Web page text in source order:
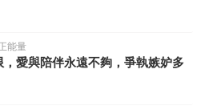
能量
愛與陪伴永遠不夠，爭執嫉妒多